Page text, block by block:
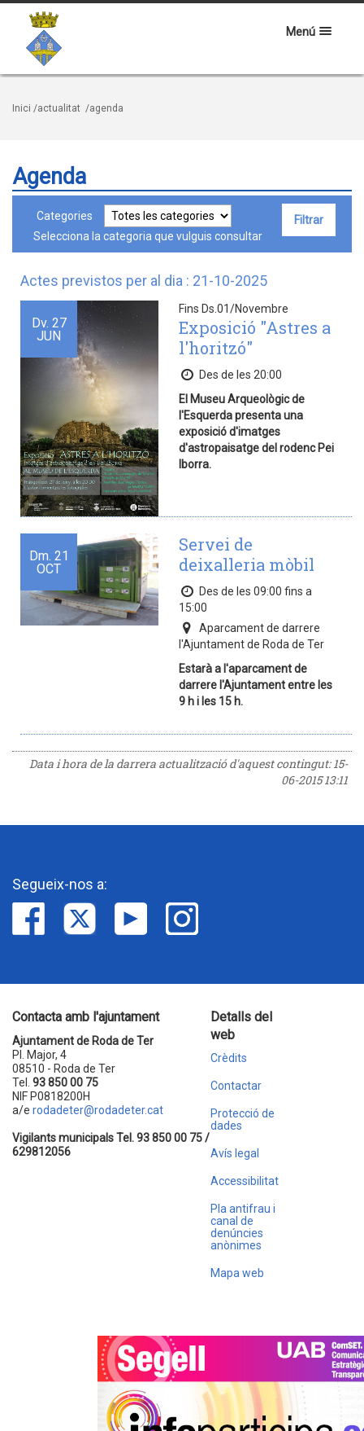
Menú
Inici /actualitat /agenda
Agenda
Categories
Selecciona la categoria que vulguis consultar
Actes previstos per al dia : 21-10-2025
Dv. 27
JUN
Fins Ds.01/Novembre
Exposició "Astres a
l'horitzó"
Des de les 20:00
El Museu Arqueològic de
l'Esquerda presenta una
exposició d'imatges
d'astropaisatge del rodenc Pei
Iborra.
Dm. 21
OCT
Servei de
deixalleria mòbil
Des de les 09:00 fins a
15:00
Aparcament de darrere
l'Ajuntament de Roda de Ter
Estarà a l'aparcament de
darrere l'Ajuntament entre les
9 h i les 15 h.
Data i hora de la darrera actualització d'aquest contingut: 15-
06-2015 13:11
Segueix-nos a:
Contacta amb l'ajuntament
Ajuntament de Roda de Ter
Pl. Major, 4
08510 - Roda de Ter
Tel. 93 850 00 75
NIF P0818200H
a/e rodadeter@rodadeter.cat
Vigilants municipals Tel. 93 850 00 75 /
629812056
Detalls del
web
Crèdits
Contactar
Protecció de
dades
Avís legal
Accessibilitat
Pla antifrau i
canal de
denúncies
anònimes
Mapa web